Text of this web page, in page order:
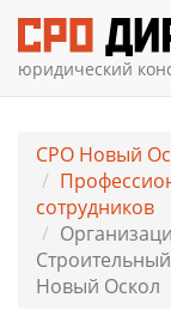
юридический
СРО Новый
сотрудников
Новый Оскол